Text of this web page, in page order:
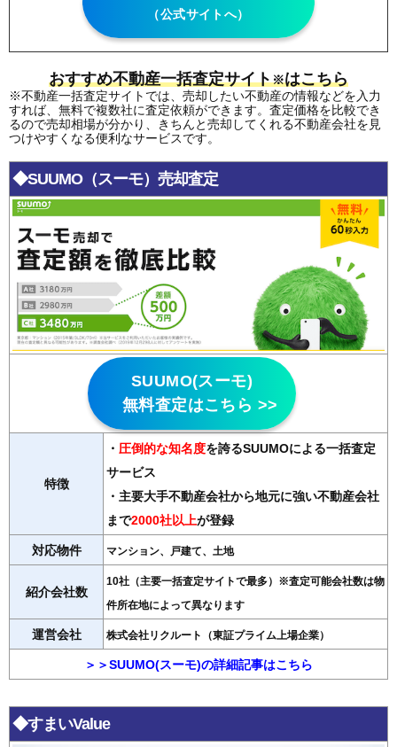
（公式サイトへ）
おすすめ不動産一括査定サイト※はこちら
※不動産一括査定サイトでは、売却したい不動産の情報などを入力
すれば、無料で複数社に査定依頼ができます。査定価格を比較でき
るので売却相場が分かり、きちんと売却してくれる不動産会社を見
つけやすくなる便利なサービスです。
◆SUUMO（スーモ）売却査定
SUUMO(スーモ)
無料査定はこちら >>
特徴
・ 圧倒的な知名度を誇るSUUMOによる一括査定
サービス
・主要大手不動産会社から地元に強い不動産会社
まで2000社以上が登録
対応物件 マンション、戸建て、土地
紹介会社数
10社（主要一括査定サイトで最多）※査定可能会社数は物
件所在地によって異なります
運営会社 株式会社リクルート（東証プライム上場企業）
＞＞SUUMO(スーモ)の詳細記事はこちら
◆すまいValue